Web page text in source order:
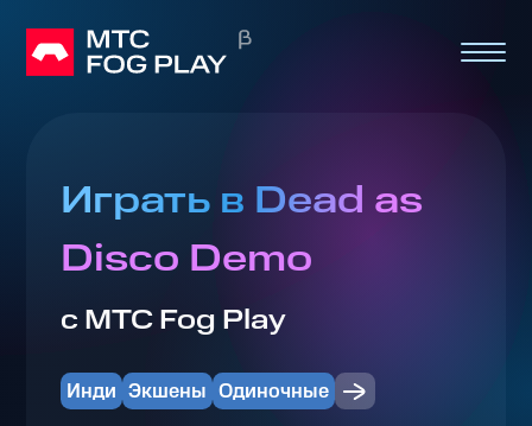
Играть в Dead as
Disco Demo
с МТС Fog Play
Инди Экшены Одиночные